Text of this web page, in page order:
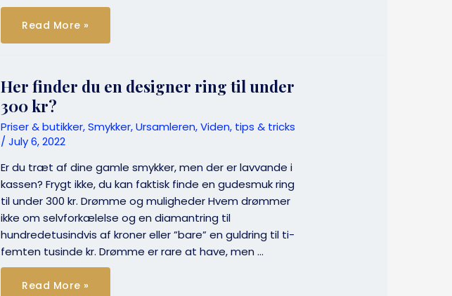
Køb
Rolex
online
sikkert?
Og
Hvordan
skal
gøres?
￼
Read More »
Her finder du en designer ring til under
300 kr?
Priser & butikker,Smykker,Ursamleren,Viden, tips & tricks
/July 6, 2022
Er du træt af dine gamle smykker, men der er lavvande i
kassen? Frygt ikke, du kan faktisk finde en gudesmuk ring
til under 300 kr. Drømme og muligheder Hvem drømmer
ikke om selvforkælelse og en diamantring til
hundredetusindvis af kroner eller ”bare” en guldring til ti-
femten tusinde kr. Drømme er rare at have, men …
Her
finder
Read More »